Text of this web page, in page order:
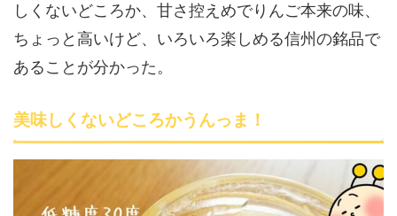
しくないどころか、甘さ控えめでりんご本来の味、
ちょっと高いけど、いろいろ楽しめる信州の銘品で
あることが分かった。
美味しくないどころかうんっま！